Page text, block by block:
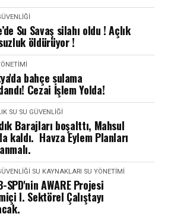
Su Savaş silahı oldu ! Açlık
öldürüyor !
bahçe sulama
Cezai İşlem Yolda!
SU SU GÜVENLIĞI
Barajları boşalttı, Mahsul
kaldı. Havza Eylem Planları
SU KAYNAKLARI SU YÖNETIMI
SPD'nin AWARE Projesi
I. Sektörel Çalıştayı